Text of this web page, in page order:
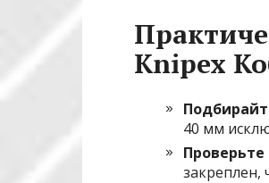
Knipex
40 мм
закреплен,